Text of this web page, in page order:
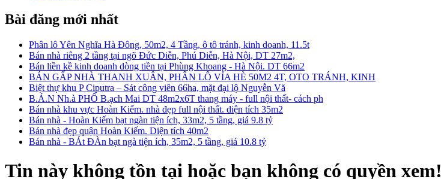
Bài đăng mới nhất
Phân lô Yên Nghĩa Hà Đông, 50m2, 4 Tầng, ô tô tránh, kinh doanh, 11.5t
Bán nhà riêng 2 tầng tại ngõ Đức Diễn, Phú Diễn, Hà Nội, DT 27m2,
Bán liền kề kinh doanh dòng tiền tại Phùng Khoang - Hà Nội. DT 66m2
BÁN GẤP NHÀ THANH XUÂN, PHÂN LÔ VỈA HÈ 50M2 4T, OTO TRÁNH, KINH
Biệt thự khu P Ciputra – Sát công viên 66ha, mặt đại lộ Nguyễn Vă
B.Á.N Nh.à PHỐ B.ạch Mai DT 48m2x6T thang máy - full nội thất- cách ph
Bán nhà khu vực Hoàn Kiếm. nhà đẹp full nội thất. diện tích 35m2
Bán nhà - Hoàn Kiếm bạt ngàn tiện ích, 33m2, 5 tầng, giá 9.8 tỷ
Bán nhà đẹp quận Hoàn Kiếm. Diện tích 40m2
Bán nhà - BÁt ĐÀn bạt ngà tiện ích, 35m2, 5 tầng, giá 10.8 tỷ
Tin này không tồn tại hoặc bạn không có quyền xem!